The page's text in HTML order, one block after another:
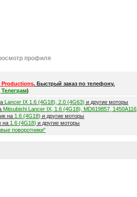
профиля
Productions. Быстрый заказ по телефону.
)
Lancer IX 1.6 (4G18), 2.0 (4G63) и другие моторы
Mitsubishi Lancer IX, 1.6 (4G18), MD619857, 1450A116
на 1.6 (4G18) и другие моторы
на 1.6 (4G18) и другие моторы
поворотники"